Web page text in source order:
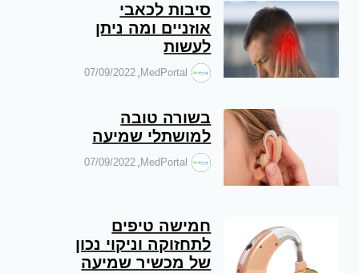
סיבות לכאבי
אוזניים ומה ניתן
לעשות
07/09/2022 , MedPortal
בשורה טובה
למושתלי שמיעה
07/09/2022 , MedPortal
חמישה טיפים
לתחזוקה וניקוי נכון
של מכשיר שמיעה